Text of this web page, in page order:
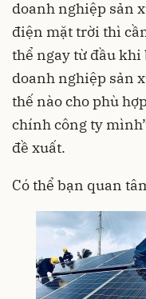
doanh nghiệp sản
điện mặt trời thì
thể ngay từ đầu
doanh nghiệp sản
thế nào cho phù
chính công ty
đề xuất.
Có thể bạn quan